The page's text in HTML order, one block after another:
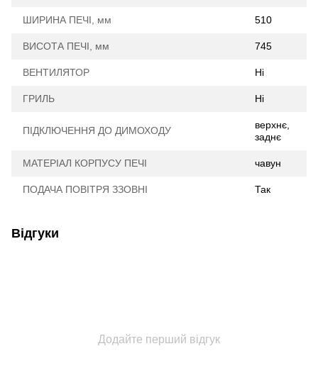
ШИРИНА ПЕЧІ, мм 510
ВИСОТА ПЕЧІ, мм 745
ВЕНТИЛЯТОР Ні
ГРИЛЬ Ні
ПІДКЛЮЧЕННЯ ДО ДИМОХОДУ
верхнє,
заднє
МАТЕРІАЛ КОРПУСУ ПЕЧІ чавун
ПОДАЧА ПОВІТРЯ ЗЗОВНІ Так
Відгуки
Додайте перший відгук